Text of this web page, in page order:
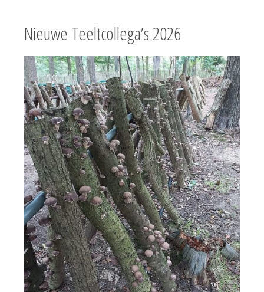
Nieuwe Teeltcollega’s 2026